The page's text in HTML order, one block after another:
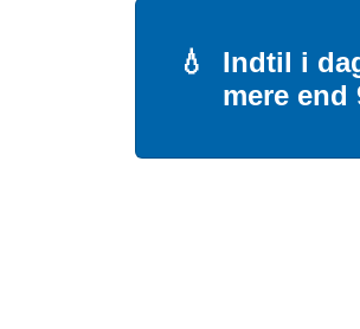
💧 Indtil i
mere end